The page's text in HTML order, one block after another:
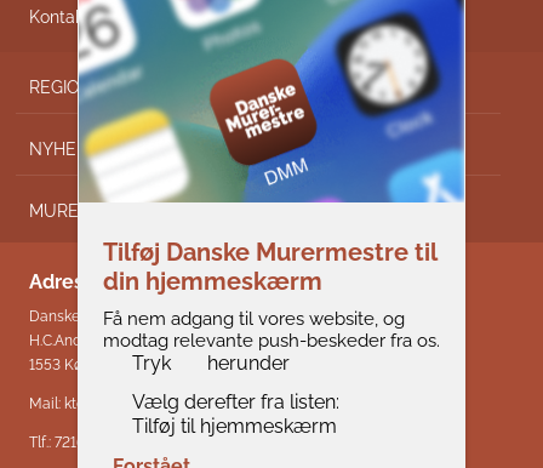
Kontakt
REGIONER
NYHEDER
MURERNYT
Adresse & kontakt
Danske Murermestre
H.C.Andersens Boulevard 18
1553 København V
Mail: kto@di.dk
Tlf.: 7216 0000
Tilføj Danske Murermestre til
din hjemmeskærm
Få nem adgang til vores website, og
modtag relevante push-beskeder fra os.
Tryk
herunder
Vælg derefter fra listen:
Tilføj til hjemmeskærm